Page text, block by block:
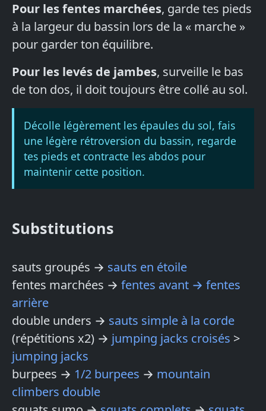
Pour les fentes marchées, garde tes pieds
à la largeur du bassin lors de la « marche »
pour garder ton équilibre.
Pour les levés de jambes, surveille le bas
de ton dos, il doit toujours être collé au sol.
Décolle légèrement les épaules du sol, fais
une légère rétroversion du bassin, regarde
tes pieds et contracte les abdos pour
maintenir cette position.
Substitutions
sauts groupés → sauts en étoile
fentes marchées → fentes avant → fentes
arrière
double unders → sauts simple à la corde
(répétitions x2) → jumping jacks croisés >
jumping jacks
burpees → 1/2 burpees → mountain
climbers double